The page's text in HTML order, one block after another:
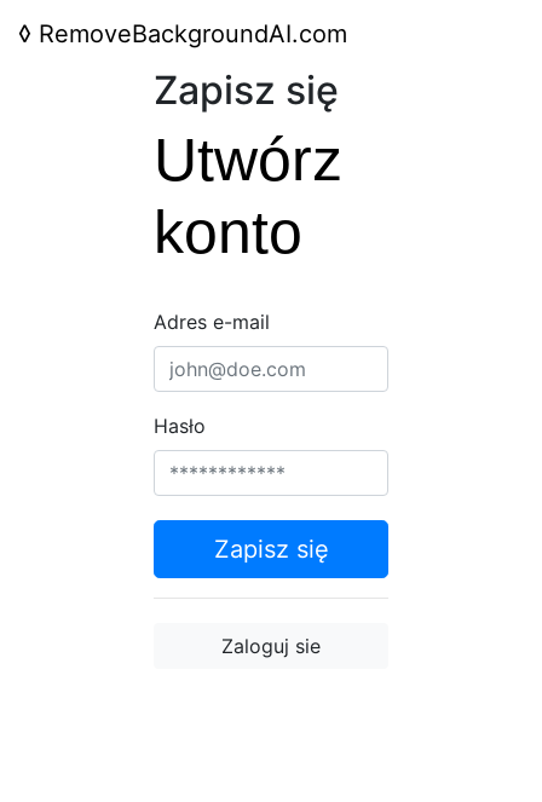
◊ RemoveBackgroundAI.com
Zapisz się
Utwórz
konto
Adres e-mail
Hasło
Zapisz się
Zaloguj sie